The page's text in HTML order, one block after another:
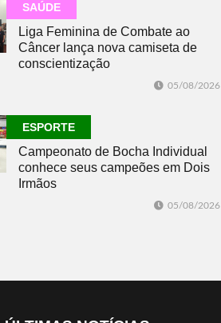
SAÚDE
Liga Feminina de Combate ao
Câncer lança nova camiseta de
conscientização
05/08/2026
ESPORTE
Campeonato de Bocha Individual
conhece seus campeões em Dois
Irmãos
05/08/2026